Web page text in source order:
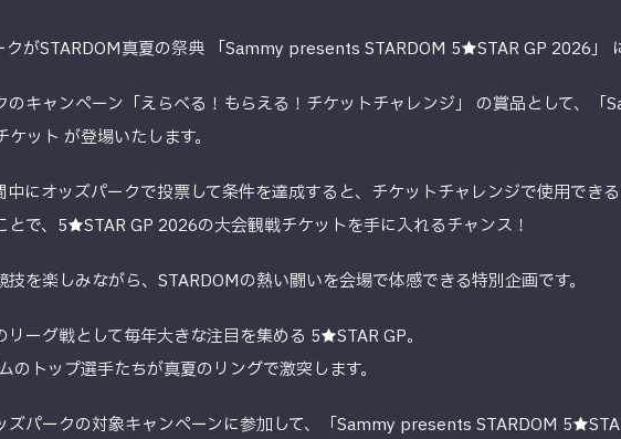
クがSTARDOM真夏の祭典 「Sammy presents STARDOM 5★STAR GP 2026」
のキャンペーン「えらべる！もらえる！チケットチャレンジ」 の賞品として、
ット が登場いたします。
にオッズパークで投票して条件を達成すると、チケットチャレンジで使用できる
とで、5★STAR GP 2026の大会観戦チケットを手に入れるチャンス！
を楽しみながら、STARDOMの熱い闘いを会場で体感できる特別企画です。
ーグ戦として毎年大きな注目を集める 5★STAR GP。
のトップ選手たちが真夏のリングで激突します。
ズパークの対象キャンペーンに参加して、「Sammy presents STARDOM